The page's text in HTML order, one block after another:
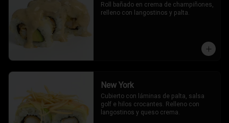
Roll bañado en crema de champiñones,
relleno con langostinos y palta.
New York
Cubierto con láminas de palta, salsa
golf e hilos crocantes. Relleno con
langostinos y queso crema.